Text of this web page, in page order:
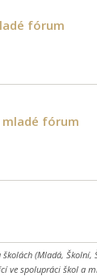
fórum
fórum
školách (Mladá,
ve spolupráci škol a